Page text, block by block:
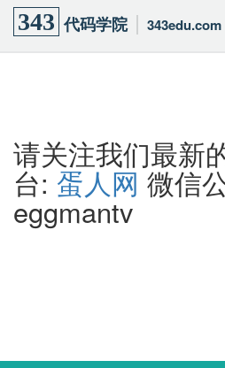
343 代码学院 343edu.com
请关注我们最新
台: 蛋人网 微信
eggmantv